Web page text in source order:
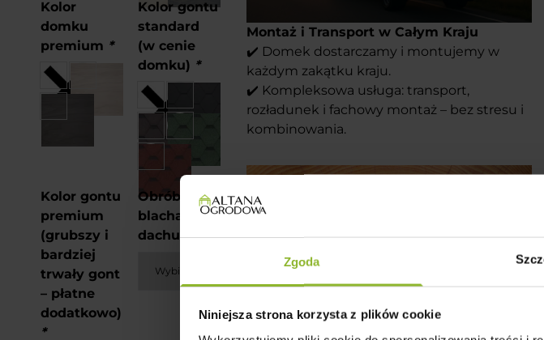
Zgoda
Niniejsza strona korzysta z plików cookie
Montaż i Transport w Całym Kraju
✔️ Domek dostarczamy i montujemy w
każdym zakątku kraju.
✔️ Kompleksowa usługa: transport,
rozładunek i fachowy montaż – bez stresu i
kombinowania.
Kolor
domku
premium *
Kolor gontu
standard
(w cenie
domku) *
Kolor gontu
premium
(grubszy i
bardziej
trwały gont
– płatne
dodatkowo)
*
Obróbki
blacharskie
dachu*